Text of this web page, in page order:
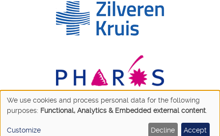
Use
of
We use cookies and process personal data for the following
purposes: Functional, Analytics & Embedded external content
Customize Decline Accept